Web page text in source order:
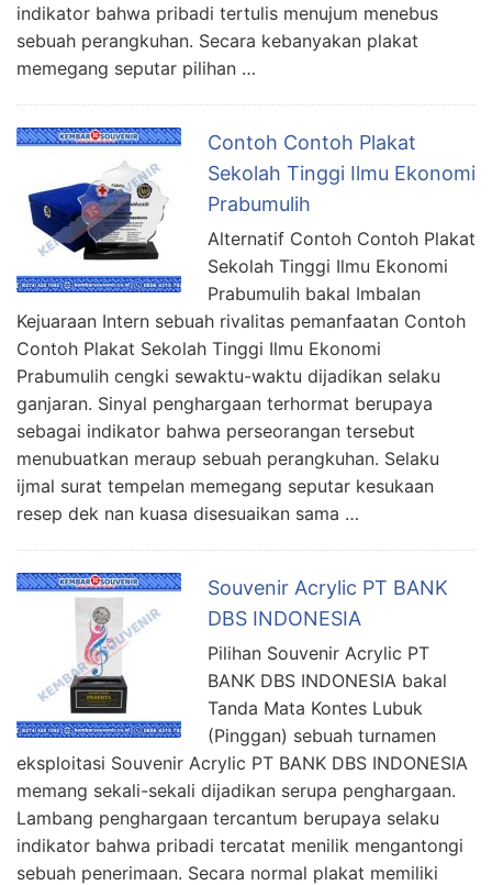
indikator bahwa pribadi tertulis menujum menebus
sebuah perangkuhan. Secara kebanyakan plakat
memegang seputar pilihan …
Contoh Contoh Plakat
Sekolah Tinggi Ilmu Ekonomi
Prabumulih
Alternatif Contoh Contoh Plakat
Sekolah Tinggi Ilmu Ekonomi
Prabumulih bakal Imbalan
Kejuaraan Intern sebuah rivalitas pemanfaatan Contoh
Contoh Plakat Sekolah Tinggi Ilmu Ekonomi
Prabumulih cengki sewaktu-waktu dijadikan selaku
ganjaran. Sinyal penghargaan terhormat berupaya
sebagai indikator bahwa perseorangan tersebut
menubuatkan meraup sebuah perangkuhan. Selaku
ijmal surat tempelan memegang seputar kesukaan
resep dek nan kuasa disesuaikan sama …
Souvenir Acrylic PT BANK
DBS INDONESIA
Pilihan Souvenir Acrylic PT
BANK DBS INDONESIA bakal
Tanda Mata Kontes Lubuk
(Pinggan) sebuah turnamen
eksploitasi Souvenir Acrylic PT BANK DBS INDONESIA
memang sekali-sekali dijadikan serupa penghargaan.
Lambang penghargaan tercantum berupaya selaku
indikator bahwa pribadi tercatat menilik mengantongi
sebuah penerimaan. Secara normal plakat memiliki